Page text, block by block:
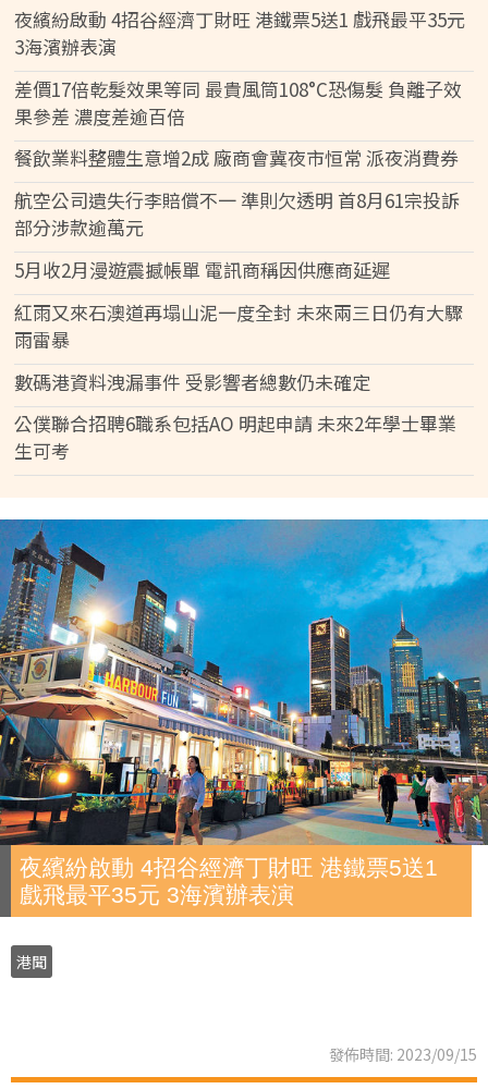
夜繽紛啟動 4招谷經濟丁財旺 港鐵票5送1 戲飛最平35元
3海濱辦表演
差價17倍乾髮效果等同 最貴風筒108°C恐傷髮 負離子效
果參差 濃度差逾百倍
餐飲業料整體生意增2成 廠商會冀夜市恒常 派夜消費券
航空公司遺失行李賠償不一 準則欠透明 首8月61宗投訴
部分涉款逾萬元
5月收2月漫遊震撼帳單 電訊商稱因供應商延遲
紅雨又來石澳道再塌山泥一度全封 未來兩三日仍有大驟
雨雷暴
數碼港資料洩漏事件 受影響者總數仍未確定
公僕聯合招聘6職系包括AO 明起申請 未來2年學士畢業
生可考
夜繽紛啟動 4招谷經濟丁財旺 港鐵票5送1
戲飛最平35元 3海濱辦表演
港聞
發佈時間: 2023/09/15